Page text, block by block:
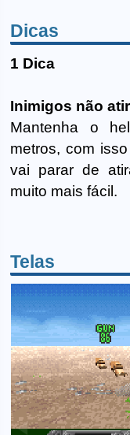
Dicas
1 Dica
Inimigos não
Mantenha o
metros, com
vai parar de
muito mais fácil.
Telas